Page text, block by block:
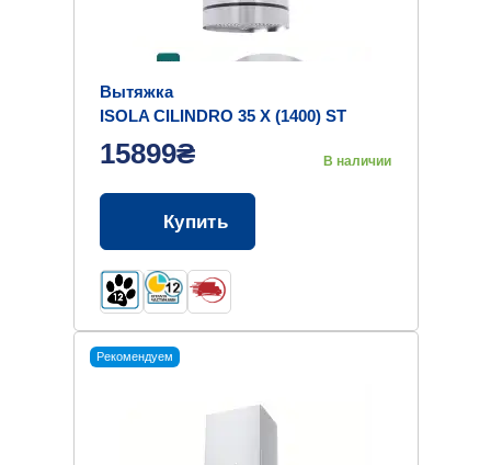
Вытяжка
ISOLA CILINDRO 35 X (1400) ST
15899₴ В наличии
Купить
Рекомендуем